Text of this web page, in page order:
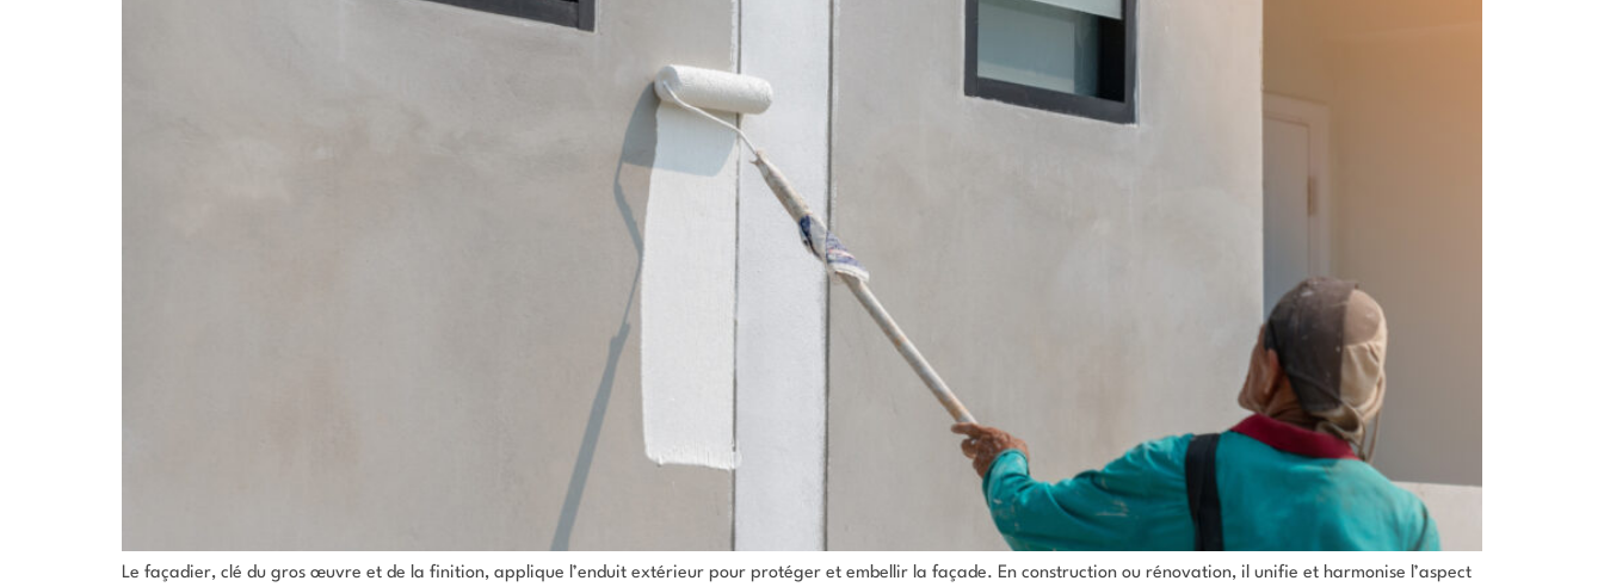
Le façadier, clé du gros œuvre et de la finition, applique l’enduit extérieur pour protéger et embellir la façade. En construction ou rénovation, il unifie et harmonise l’aspect